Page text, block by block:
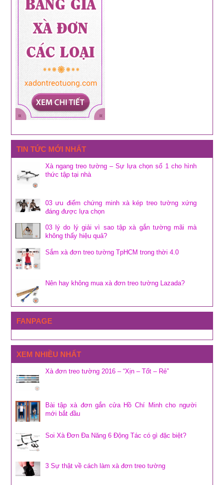
TIN TỨC MỚI NHẤT
Xà ngang treo tường – Sự lựa chọn số 1 cho hình
thức tập tại nhà
03 ưu điểm chứng minh xà kép treo tường xứng
đáng được lựa chọn
03 lý do lý giải vì sao tập xà gắn tường mãi mà
không thấy hiệu quả?
Sắm xà đơn treo tường TpHCM trong thời 4.0
Nên hay không mua xà đơn treo tường Lazada?
FANPAGE
XEM NHIỀU NHẤT
Xà đơn treo tường 2016 – “Xịn – Tốt – Rẻ”
Bài tập xà đơn gắn cửa Hồ Chí Minh cho người
mới bắt đầu
Soi Xà Đơn Đa Năng 6 Động Tác có gì đặc biệt?
3 Sự thật về cách làm xà đơn treo tường